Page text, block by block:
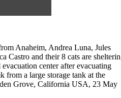
Anaheim, Andrea Luna, Jules
Castro and their 8 cats are
center after evacuating
from a large storage tank at the
Grove, California USA, 23 May